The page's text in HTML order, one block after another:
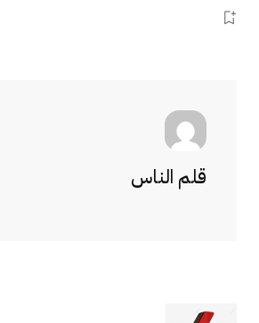
قلم الناس